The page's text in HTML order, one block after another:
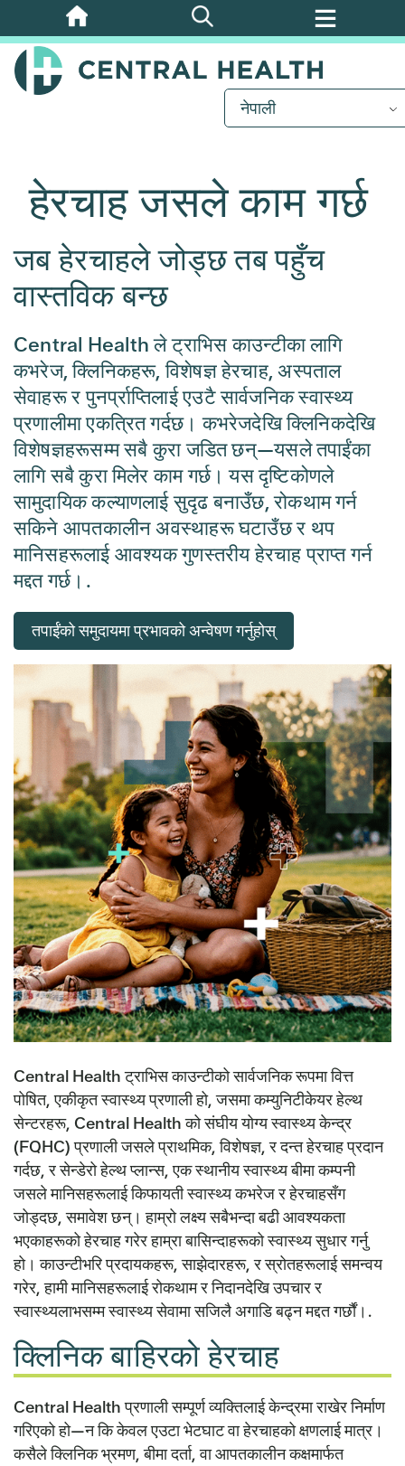
मुख्य
सामग्रीमा
जानुहोस्
नेपाली
हेरचाह जसले काम गर्छ
जब हेरचाहले जोड्छ तब पहुँच
वास्तविक बन्छ
Central Health ले ट्राभिस काउन्टीका लागि
कभरेज, क्लिनिकहरू, विशेषज्ञ हेरचाह, अस्पताल
सेवाहरू र पुनर्प्राप्तिलाई एउटै सार्वजनिक स्वास्थ्य
प्रणालीमा एकत्रित गर्दछ। कभरेजदेखि क्लिनिकदेखि
विशेषज्ञहरूसम्म सबै कुरा जडित छन्—यसले तपाईंका
लागि सबै कुरा मिलेर काम गर्छ। यस दृष्टिकोणले
सामुदायिक कल्याणलाई सुदृढ बनाउँछ, रोकथाम गर्न
सकिने आपतकालीन अवस्थाहरू घटाउँछ र थप
मानिसहरूलाई आवश्यक गुणस्तरीय हेरचाह प्राप्त गर्न
मद्दत गर्छ।.
तपाईंको समुदायमा प्रभावको अन्वेषण गर्नुहोस्
Central Health ट्राभिस काउन्टीको सार्वजनिक रूपमा वित्त
पोषित, एकीकृत स्वास्थ्य प्रणाली हो, जसमा कम्युनिटीकेयर हेल्थ
सेन्टरहरू, Central Health को संघीय योग्य स्वास्थ्य केन्द्र
(FQHC) प्रणाली जसले प्राथमिक, विशेषज्ञ, र दन्त हेरचाह प्रदान
गर्दछ, र सेन्डेरो हेल्थ प्लान्स, एक स्थानीय स्वास्थ्य बीमा कम्पनी
जसले मानिसहरूलाई किफायती स्वास्थ्य कभरेज र हेरचाहसँग
जोड्दछ, समावेश छन्। हाम्रो लक्ष्य सबैभन्दा बढी आवश्यकता
भएकाहरूको हेरचाह गरेर हाम्रा बासिन्दाहरूको स्वास्थ्य सुधार गर्नु
हो। काउन्टीभरि प्रदायकहरू, साझेदारहरू, र स्रोतहरूलाई समन्वय
गरेर, हामी मानिसहरूलाई रोकथाम र निदानदेखि उपचार र
स्वास्थ्यलाभसम्म स्वास्थ्य सेवामा सजिलै अगाडि बढ्न मद्दत गर्छौं।.
क्लिनिक बाहिरको हेरचाह
Central Health प्रणाली सम्पूर्ण व्यक्तिलाई केन्द्रमा राखेर निर्माण
गरिएको हो—न कि केवल एउटा भेटघाट वा हेरचाहको क्षणलाई मात्र।
कसैले क्लिनिक भ्रमण, बीमा दर्ता, वा आपतकालीन कक्षमार्फत